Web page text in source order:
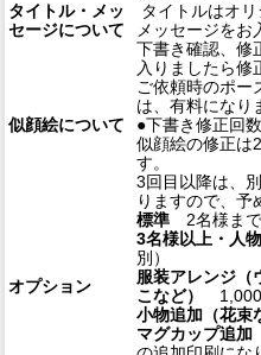
タイトル・メッ
セージについて
タイトルはオ
メッセージを
似顔絵について
下書き確認、修
入りましたら修
ご依頼時のポー
は、有料になり
●下書き修正回
似顔絵の修正は
す。
3回目以降は、
りますので、予
オプション
標準 2名様まで
3名様以上・人
別）
服装アレンジ（
こなど）
1,000
小物追加（花束
マグカップ追加